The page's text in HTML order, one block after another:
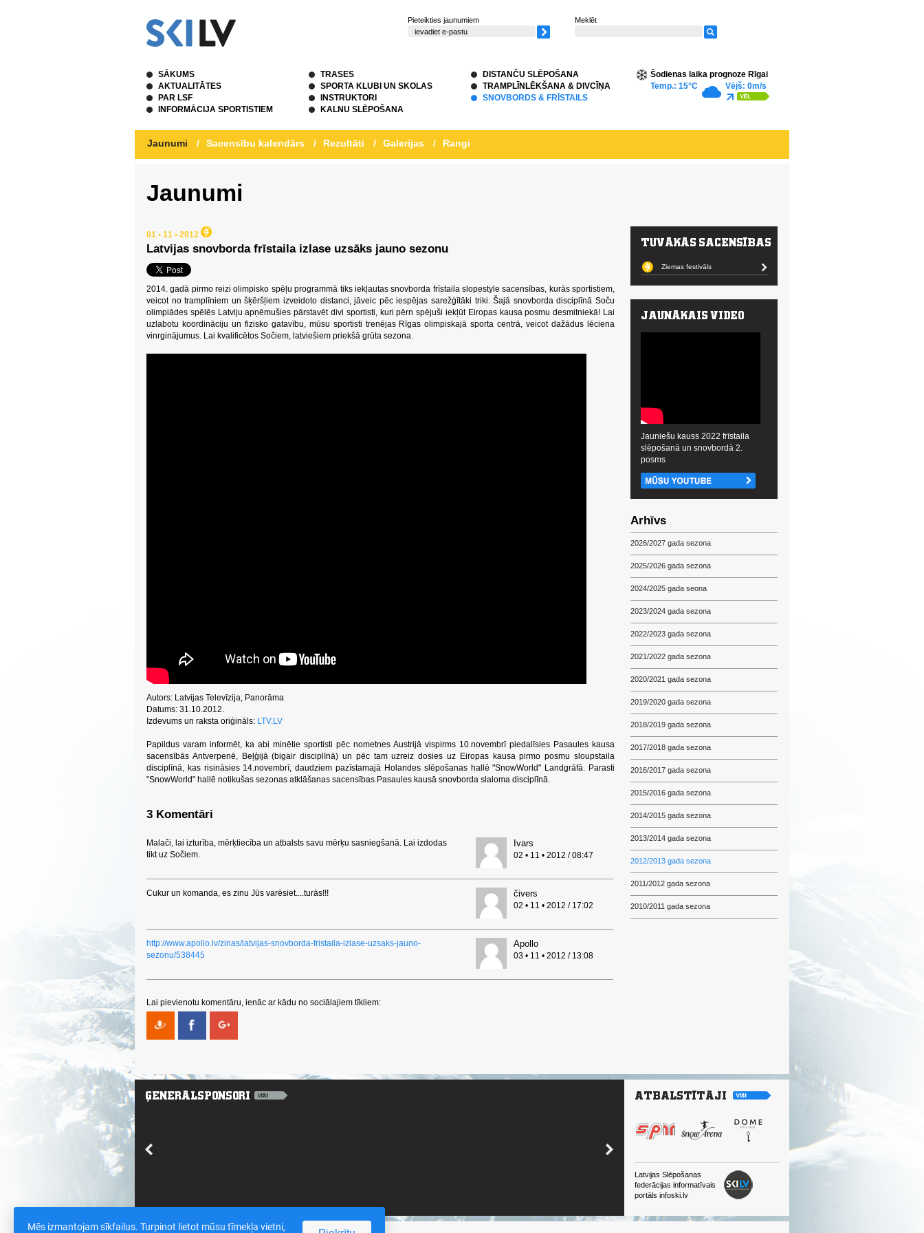
Pieteikties jaunumiem Meklēt
SĀKUMS
AKTUALITĀTES
PAR LSF
INFORMĀCIJA SPORTISTIEM
TRASES
SPORTA KLUBI UN SKOLAS
INSTRUKTORI
KALNU SLĒPOŠANA
DISTANČU SLĒPOŠANA
TRAMPLĪNLĒKŠANA & DIVCĪŅA
SNOVBORDS & FRĪSTAILS
Šodienas laika prognoze Rīgai
Temp.: 15°C
Vējš: 0m/s
Jaunumi / Sacensību kalendārs / Rezultāti / Galerijas / Rangi
Jaunumi
01 • 11 • 2012
Latvijas snovborda frīstaila izlase uzsāks jauno sezonu
2014. gadā pirmo reizi olimpisko spēļu programmā tiks iekļautas snovborda frīstaila slopestyle sacensības, kurās sportistiem,
veicot no tramplīniem un šķēršļiem izveidoto distanci, jāveic pēc iespējas sarežģītāki triki. Šajā snovborda disciplīnā Soču
olimpiādes spēlēs Latviju apņēmušies pārstavēt divi sportisti, kuri pērn spējuši iekļūt Eiropas kausa posmu desmitniekā! Lai
uzlabotu koordināciju un fizisko gatavību, mūsu sportisti trenējas Rīgas olimpiskajā sporta centrā, veicot dažādus lēciena
vinrginājumus. Lai kvalificētos Sočiem, latviešiem priekšā grūta sezona.
Autors: Latvijas Televīzija, Panorāma
Datums: 31.10.2012.
Izdevums un raksta oriģināls: LTV.LV
Papildus varam informēt, ka abi minētie sportisti pēc nometnes Austrijā vispirms 10.novembrī piedalīsies Pasaules kausa
sacensībās Antverpenē, Beļģijā (bigair disciplīnā) un pēc tam uzreiz dosies uz Eiropas kausa pirmo posmu sloupstaila
disciplīnā, kas risināsies 14.novembrī, daudziem pazīstamajā Holandes slēpošanas hallē "SnowWorld" Landgrāfā. Parasti
"SnowWorld" hallē notikušas sezonas atklāšanas sacensības Pasaules kausā snovborda slaloma disciplīnā.
3 Komentāri
Malači, lai izturība, mērķtiecība un atbalsts savu mērķu sasniegšanā. Lai izdodas
tikt uz Sočiem.
Ivars
02 • 11 • 2012 / 08:47
Cukur un komanda, es zinu Jūs varēsiet....turās!!! čivers
02 • 11 • 2012 / 17:02
http://www.apollo.lv/zinas/latvijas-snovborda-fristaila-izlase-uzsaks-jauno-
sezonu/538445
Apollo
03 • 11 • 2012 / 13:08
Lai pievienotu komentāru, ienāc ar kādu no sociālajiem tīkliem:
Ziemas festivāls
Jauniešu kauss 2022 frīstaila
slēpošanā un snovbordā 2.
posms
Arhīvs
2026/2027 gada sezona
2025/2026 gada sezona
2024/2025 gada seona
2023/2024 gada sezona
2022/2023 gada sezona
2021/2022 gada sezona
2020/2021 gada sezona
2019/2020 gada sezona
2018/2019 gada sezona
2017/2018 gada sezona
2016/2017 gada sezona
2015/2016 gada sezona
2014/2015 gada sezona
2013/2014 gada sezona
2012/2013 gada sezona
2011/2012 gada sezona
2010/2011 gada sezona
Latvijas Slēpošanas
federācijas informatīvais
portāls infoski.lv
Mēs izmantojam sīkfailus. Turpinot lietot mūsu tīmekļa vietni,